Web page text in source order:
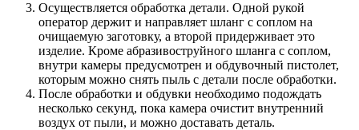
Осуществляется обработка детали. Одной рукой
оператор держит и направляет шланг с соплом на
очищаемую заготовку, а второй придерживает это
изделие. Кроме абразивоструйного шланга с соплом,
внутри камеры предусмотрен и обдувочный пистолет,
которым можно снять пыль с детали после обработки.
После обработки и обдувки необходимо подождать
несколько секунд, пока камера очистит внутренний
воздух от пыли, и можно доставать деталь.